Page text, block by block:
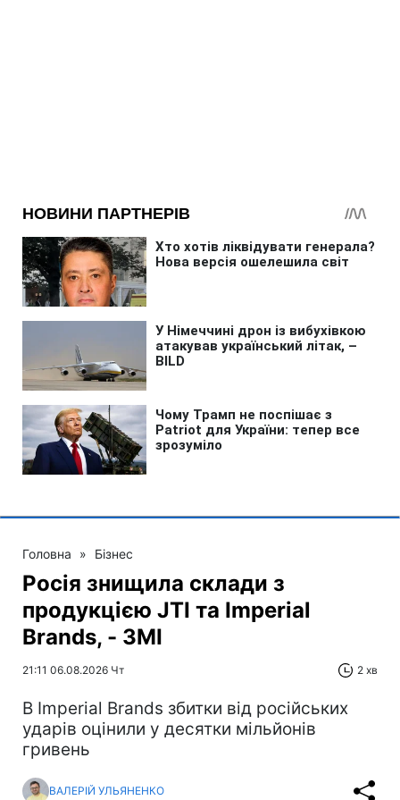
Головна » Бізнес
Росія знищила склади з
продукцією JTI та Imperial
Brands, - ЗМІ
21:11 06.08.2026 Чт 2 хв
В Imperial Brands збитки від російських
ударів оцінили у десятки мільйонів
гривень
ВАЛЕРІЙ УЛЬЯНЕНКО